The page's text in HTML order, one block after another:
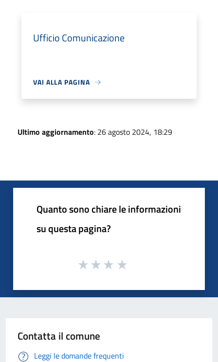
Ufficio Comunicazione
VAI ALLA PAGINA
Ultimo aggiornamento: 26 agosto 2024, 18:29
Quanto sono chiare le informazioni
su questa pagina?
Contatta il comune
Leggi le domande frequenti